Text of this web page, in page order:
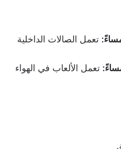
تعمل الصالات الداخلية
تعمل الألعاب في الهواء